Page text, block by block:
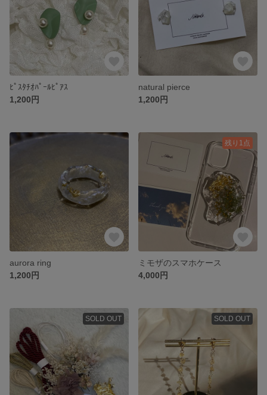
ﾋﾟｽﾀﾁｵﾊﾟｰﾙﾋﾟｱｽ
1,200円
natural pierce
1,200円
aurora ring
1,200円
残り1点
ミモザのスマホケース
4,000円
SOLD OUT SOLD OUT